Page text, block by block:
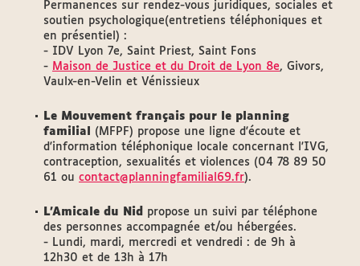
Permanences sur rendez-vous juridiques, sociales et
soutien psychologique(entretiens téléphoniques et
en présentiel) :
- IDV Lyon 7e, Saint Priest, Saint Fons
- Maison de Justice et du Droit de Lyon 8e, Givors,
Vaulx-en-Velin et Vénissieux
Le Mouvement français pour le planning
familial
(MFPF) propose une ligne d'écoute et
d'information téléphonique locale concernant l'IVG,
contraception, sexualités et violences (04 78 89 50
61 ou contact@planningfamilial69.fr).
L'Amicale du Nid propose un suivi par téléphone
des personnes accompagnée et/ou hébergées.
- Lundi, mardi, mercredi et vendredi : de 9h à
12h30 et de 13h à 17h